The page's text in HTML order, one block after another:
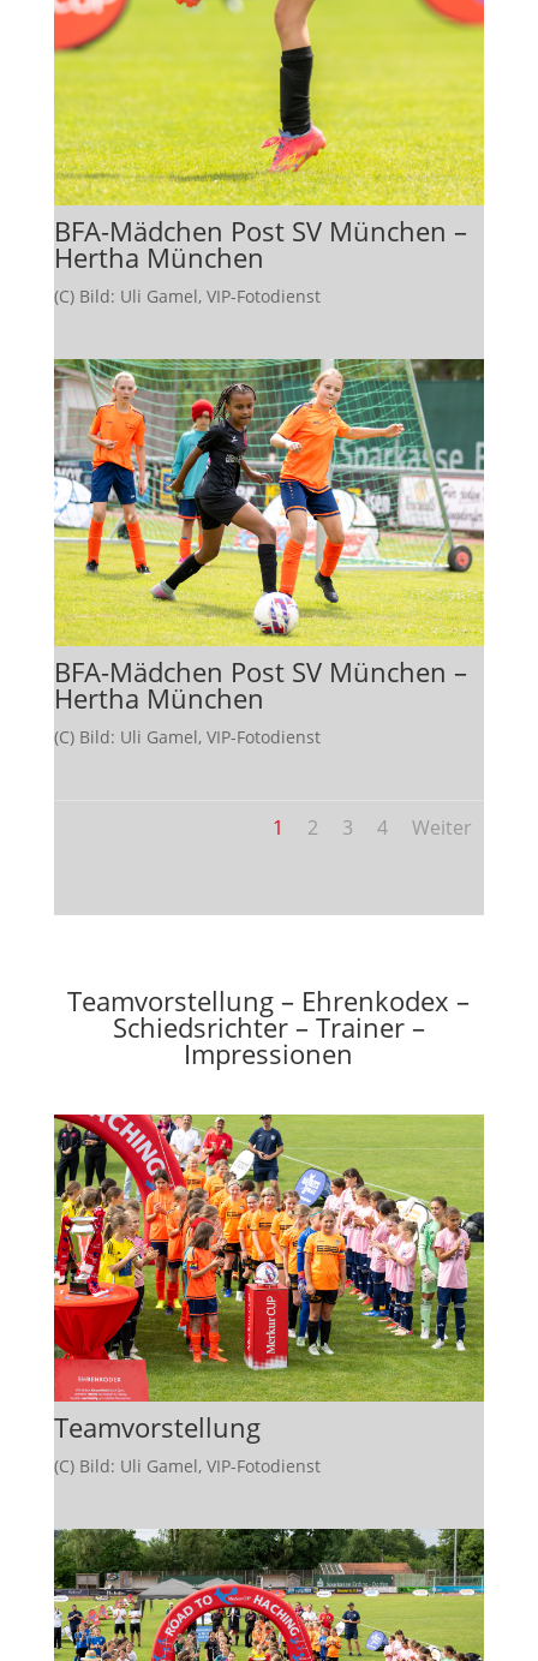
BFA-Mädchen Post SV München –
Hertha München
(C) Bild: Uli Gamel, VIP-Fotodienst
BFA-Mädchen Post SV München –
Hertha München
(C) Bild: Uli Gamel, VIP-Fotodienst
1 2 3 4 Weiter
Teamvorstellung – Ehrenkodex –
Schiedsrichter – Trainer –
Impressionen
Teamvorstellung
(C) Bild: Uli Gamel, VIP-Fotodienst